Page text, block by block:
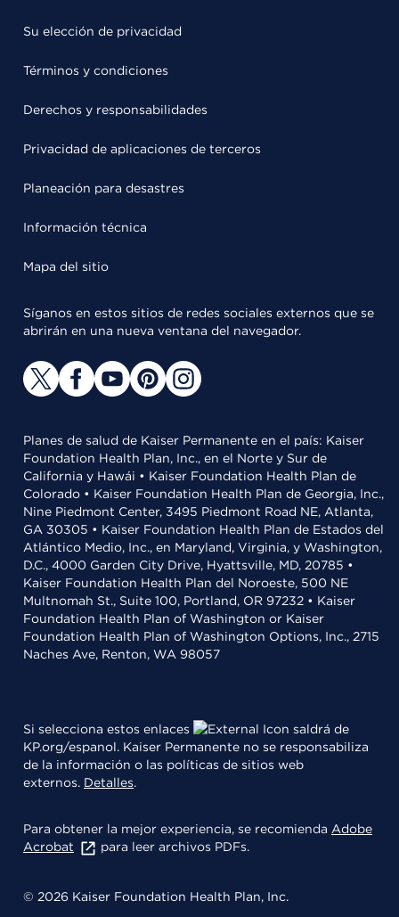
Su elección de privacidad
Términos y condiciones
Derechos y responsabilidades
Privacidad de aplicaciones de terceros
Planeación para desastres
Información técnica
Mapa del sitio
Síganos en estos sitios de redes sociales externos que se
abrirán en una nueva ventana del navegador.
Planes de salud de Kaiser Permanente en el país: Kaiser
Foundation Health Plan, Inc., en el Norte y Sur de
California y Hawái • Kaiser Foundation Health Plan de
Colorado • Kaiser Foundation Health Plan de Georgia, Inc.,
Nine Piedmont Center, 3495 Piedmont Road NE, Atlanta,
GA 30305 • Kaiser Foundation Health Plan de Estados del
Atlántico Medio, Inc., en Maryland, Virginia, y Washington,
D.C., 4000 Garden City Drive, Hyattsville, MD, 20785 •
Kaiser Foundation Health Plan del Noroeste, 500 NE
Multnomah St., Suite 100, Portland, OR 97232 • Kaiser
Foundation Health Plan of Washington or Kaiser
Foundation Health Plan of Washington Options, Inc., 2715
Naches Ave, Renton, WA 98057
Si selecciona estos enlaces
saldrá de
KP.org/espanol. Kaiser Permanente no se responsabiliza
de la información o las políticas de sitios web
externos. Detalles.
Para obtener la mejor experiencia, se recomienda Adobe
Acrobat
para leer archivos PDFs.
© 2026 Kaiser Foundation Health Plan, Inc.